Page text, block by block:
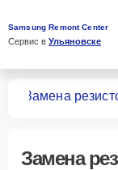
Samsung Remont Center
Сервис в Ульяновске
Замена
Замена